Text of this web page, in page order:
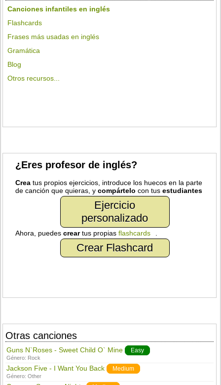
Canciones infantiles en inglés
Flashcards
Frases más usadas en inglés
Gramática
Blog
Otros recursos...
¿Eres profesor de inglés?
Crea tus propios ejercicios, introduce los huecos en la parte
de canción que quieras, ycompártelo con tusestudiantes
Ejercicio
personalizado
Ahora, puedescreartus propiasflashcards
Crear Flashcard
Otras canciones
Guns N`Roses - Sweet Child O` Mine Easy
Género: Rock
Jackson Five - I Want You Back Medium
Género:Other